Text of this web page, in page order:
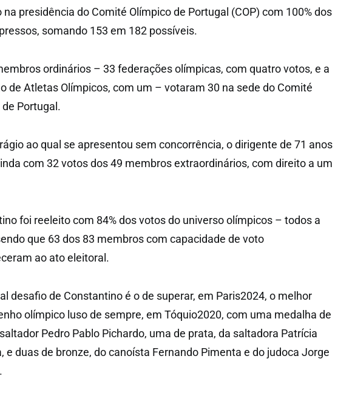
na presidência do Comité Olímpico de Portugal (COP) com 100% dos
somando 153 em 182 possíveis.
ordinários – 33 federações olímpicas, com quatro votos, e a
de Atletas Olímpicos, com um – votaram 30 na sede do Comité
Portugal.
ao qual se apresentou sem concorrência, o dirigente de 71 anos
com 32 votos dos 49 membros extraordinários, com direito a um
foi reeleito com 84% dos votos do universo olímpicos – todos a
que 63 dos 83 membros com capacidade de voto
ao ato eleitoral.
desafio de Constantino é o de superar, em Paris2024, o melhor
olímpico luso de sempre, em Tóquio2020, com uma medalha de
Pedro Pablo Pichardo, uma de prata, da saltadora Patrícia
e duas de bronze, do canoísta Fernando Pimenta e do judoca Jorge